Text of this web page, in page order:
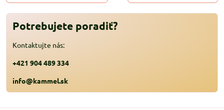
Potrebujete poradiť?
Kontaktujte nás:
+421 904 489 334
info@kammel.sk